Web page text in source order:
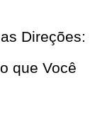
Direções:
que Você